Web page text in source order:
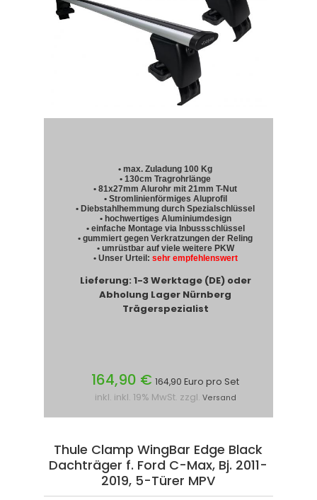
• max. Zuladung 100 Kg
• 130cm Tragrohrlänge
• 81x27mm Alurohr mit 21mm T-Nut
• Stromlinienförmiges Aluprofil
• Diebstahlhemmung durch Spezialschlüssel
• hochwertiges Aluminiumdesign
• einfache Montage via Inbussschlüssel
• gummiert gegen Verkratzungen der Reling
• umrüstbar auf viele weitere PKW
• Unser Urteil: sehr empfehlenswert
Lieferung: 1-3 Werktage (DE) oder
Abholung Lager Nürnberg
Trägerspezialist
164,90 € 164,90 Euro pro Set
inkl. inkl. 19% MwSt. zzgl. Versand
Thule Clamp WingBar Edge Black
Dachträger f. Ford C-Max, Bj. 2011-
2019, 5-Türer MPV